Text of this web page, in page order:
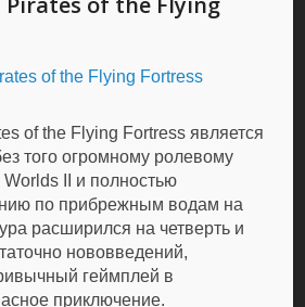
of the Flying Fortress является
того огромному ролевому
II и полностью
по прибрежным водам на
расширился на четверть и
нововведений,
геймплей в
приключение.